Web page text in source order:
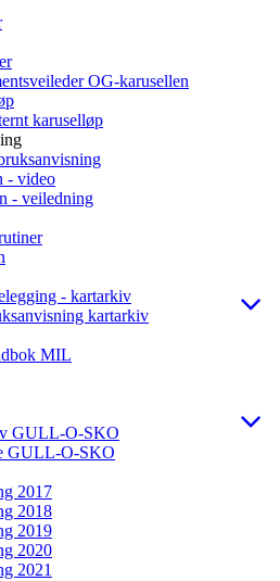
OG-karusellen
karuselløp
- video
- veiledning
- kartarkiv
kartarkiv
MIL
GULL-O-SKO
GULL-O-SKO
2017
2018
2019
2020
2021